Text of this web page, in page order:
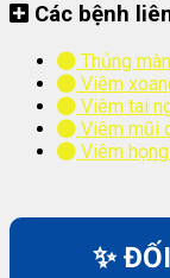
Các bệnh
Thủng
Viêm
Viêm tai
Viêm mũi
Viêm
✨